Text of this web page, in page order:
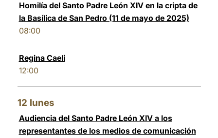
Homilía del Santo Padre León XIV en la cripta de
la Basílica de San Pedro (11 de mayo de 2025)
08:00
Regina Caeli
12:00
12 lunes
Audiencia del Santo Padre León XIV a los
representantes de los medios de comunicación